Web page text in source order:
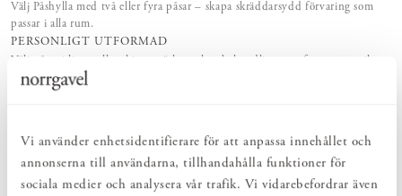
Vi använder enhetsidentifierare för att anpassa innehållet och
annonserna till användarna, tillhandahålla funktioner för
sociala medier och analysera vår trafik. Vi vidarebefordrar även
Välj Påshylla med två eller fyra påsar – skapa skräddarsydd förvaring som
passar i alla rum.
PERSONLIGT UTFORMAD
Välj påsar i linne eller skinn, träslag och ytbehandling – utforma en unik
Påshylla. Eller kombinera flera.
NATURLIGTVIS
Av rena naturmaterial som ingår i det naturliga kretsloppet. Behagliga att
leva med och håller i längden.